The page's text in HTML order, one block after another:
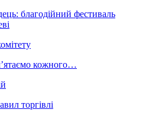
благодійний фестиваль
кожного…
торгівлі